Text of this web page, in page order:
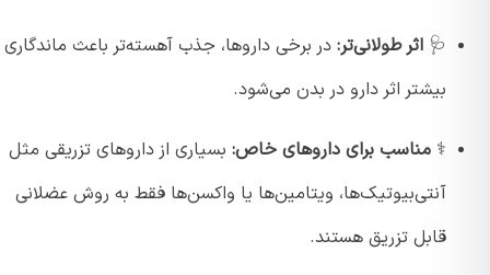
🩺 اثر طولانی‌تر:در برخی داروها، جذب آهسته‌تر باعث ماندگاری
بیشتر اثر دارو در بدن می‌شود.
⚕️ مناسب برای داروهای خاص:بسیاری از داروهای تزریقی مثل
آنتی‌بیوتیک‌ها، ویتامین‌ها یا واکسن‌ها فقط به روش عضلانی
قابل تزریق هستند.